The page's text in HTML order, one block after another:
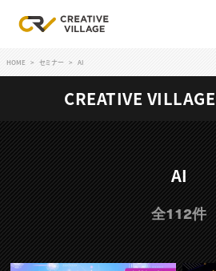
ログイン
RECRUIT
クリエイター求人を探す
CREATIVE JOB求人検索
特集求人
採用説明会
転職支援サービス
CONTENTS
HOME セミナー AI
CREATIVE VILLAGE
AI
全112件